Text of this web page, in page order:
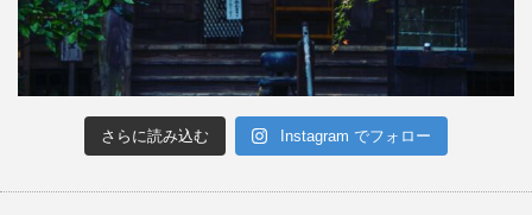
さらに読み込む Instagram でフォロー